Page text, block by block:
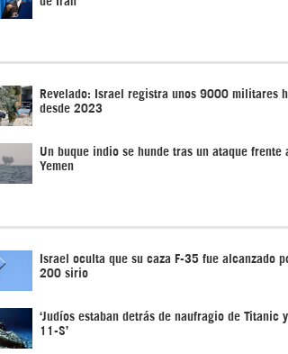
Revelado: Israel registra unos 9000 militares
desde 2023
Un buque indio se hunde tras un ataque frente
Yemen
Israel oculta que su caza F-35 fue alcanzado
200 sirio
‘Judíos estaban detrás de naufragio de Titanic
11-S’